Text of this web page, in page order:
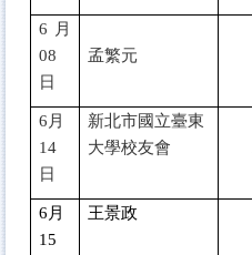
6 月
08
日
孟繁元
6 月
14
日
新北市國立臺東
大學校友會
6 月
15
王景政